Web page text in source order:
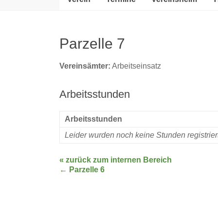
Parzelle 7
Vereinsämter: Arbeitseinsatz
Arbeitsstunden
Arbeitsstunden
Leider wurden noch keine Stunden
« zurück zum internen Bereich
← Parzelle 6